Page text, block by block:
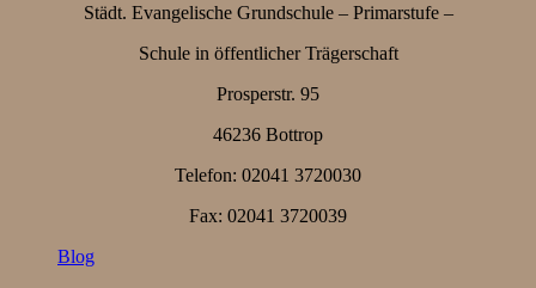
Städt. Evangelische Grundschule – Primarstufe –
Schule in öffentlicher Trägerschaft
Prosperstr. 95
46236 Bottrop
Telefon: 02041 3720030
Fax: 02041 3720039
Blog